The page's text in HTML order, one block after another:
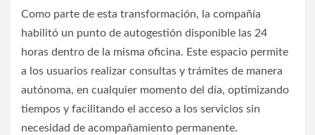
Como parte de esta transformación, la compañía
habilitó un punto de autogestión disponible las 24
horas dentro de la misma oficina. Este espacio permite
a los usuarios realizar consultas y trámites de manera
autónoma, en cualquier momento del día, optimizando
tiempos y facilitando el acceso a los servicios sin
necesidad de acompañamiento permanente.